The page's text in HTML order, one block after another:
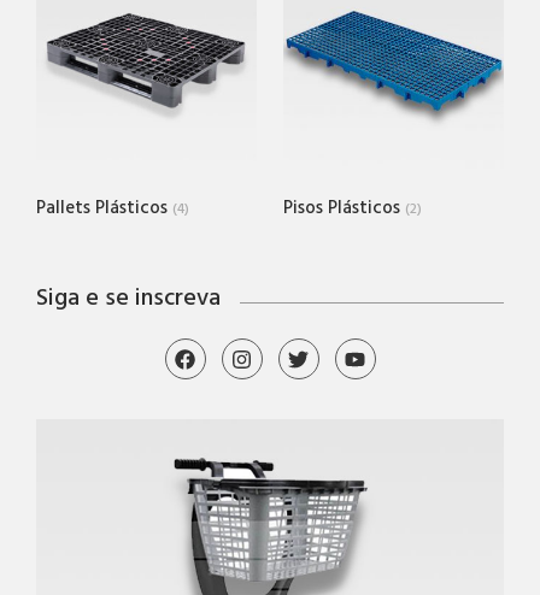
Pallets Plásticos (4) Pisos Plásticos (2)
Siga e se inscreva